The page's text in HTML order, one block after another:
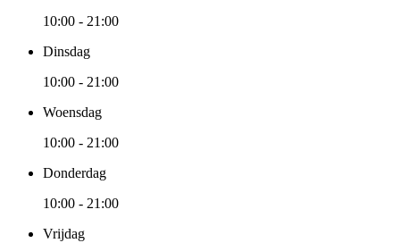
10:00 - 21:00
Dinsdag
10:00 - 21:00
Woensdag
10:00 - 21:00
Donderdag
10:00 - 21:00
Vrijdag